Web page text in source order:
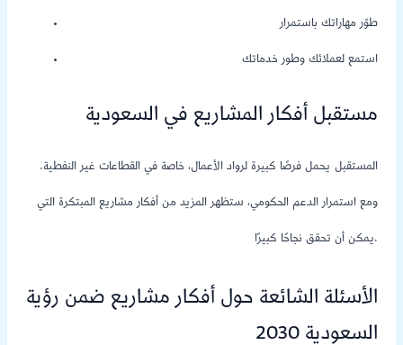
طوّر مهاراتك باستمرار
استمع لعملائك وطور خدماتك
مستقبل أفكار المشاريع في السعودية
المستقبل يحمل فرصًا كبيرة لرواد الأعمال، خاصة في القطاعات غير النفطية.
ومع استمرار الدعم الحكومي، ستظهر المزيد من أفكار مشاريع المبتكرة التي
يمكن أن تحقق نجاحًا كبيرًا.
الأسئلة الشائعة حول أفكار مشاريع ضمن رؤية
السعودية 2030